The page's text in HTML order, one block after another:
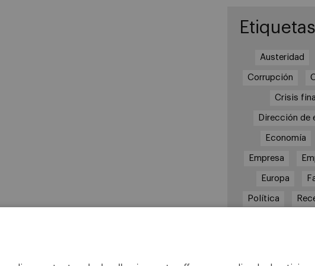
Etiquetas
Austeridad
Corrupción
Crisis
Dirección de
Economía
Empresa
Europa
Política